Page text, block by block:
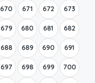
670 671 672 673
679 680 681 682
688 689 690 691
697 698 699 700